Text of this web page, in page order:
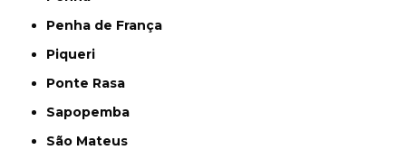
Penha de França
Piqueri
Ponte Rasa
Sapopemba
São Mateus